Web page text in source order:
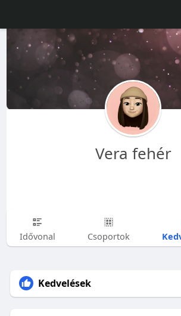
Vera fehér
Idővonal Csoportok
Kedvelések